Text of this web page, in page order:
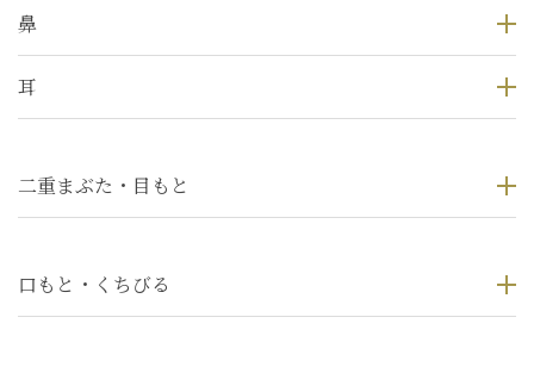
鼻
耳
二重まぶた・目もと
口もと・くちびる